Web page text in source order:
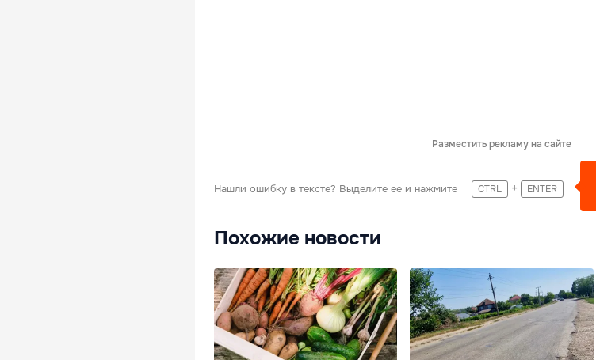
Разместить рекламу на сайте
Нашли ошибку в тексте? Выделите ее и нажмите CTRL + ENTER
Похожие новости